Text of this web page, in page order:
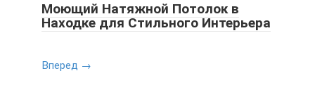
Моющий Натяжной Потолок в
Находке для Стильного Интерьера
Вперед →